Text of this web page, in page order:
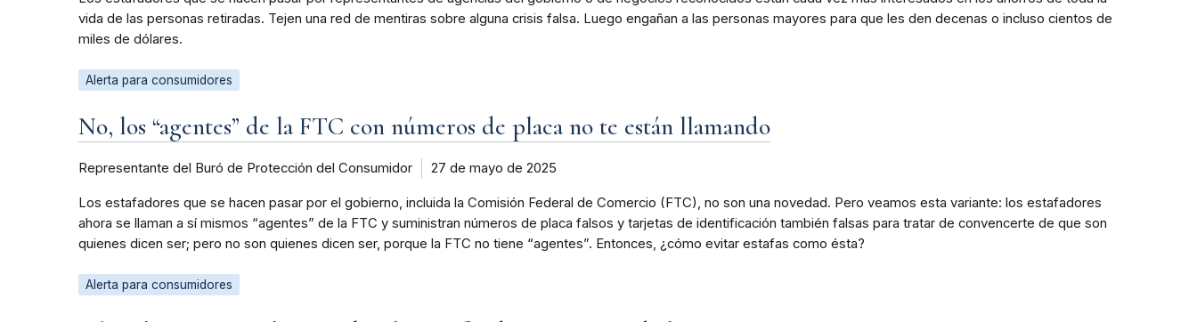
vida de las personas retiradas. Tejen una red de mentiras sobre alguna crisis falsa. Luego engañan a las personas mayores para que les den decenas o incluso cientos de
miles de dólares.
Alerta para consumidores
No, los “agentes” de la FTC con números de placa no te están llamando
Representante del Buró de Protección del Consumidor 27 de mayo de 2025
Los estafadores que se hacen pasar por el gobierno, incluida la Comisión Federal de Comercio (FTC), no son una novedad. Pero veamos esta variante: los estafadores
ahora se llaman a sí mismos “agentes” de la FTC y suministran números de placa falsos y tarjetas de identificación también falsas para tratar de convencerte de que son
quienes dicen ser; pero no son quienes dicen ser, porque la FTC no tiene “agentes”. Entonces, ¿cómo evitar estafas como ésta?
Alerta para consumidores